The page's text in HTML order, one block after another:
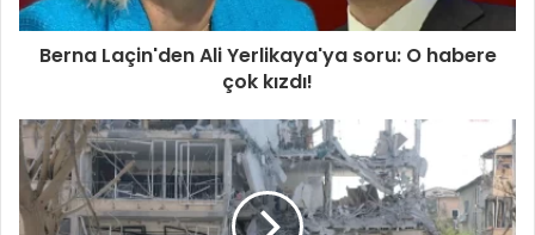
Berna Laçin'den Ali Yerlikaya'ya soru: O habere
çok kızdı!